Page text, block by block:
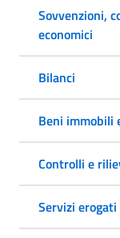
Sovvenzioni,
economici
Bilanci
Beni immobili
Controlli e
Servizi erogati